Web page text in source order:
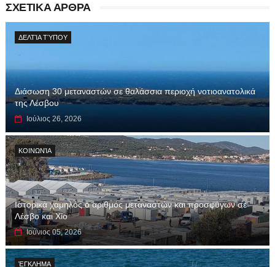
ΣΧΕΤΙΚΑ ΑΡΘΡΑ
ΔΕΛΤΊΑ ΤΎΠΟΥ
Διάσωση 30 μεταναστών σε θαλάσσια περιοχή νοτιοανατολικά
της Λέσβου
Ιούλιος 26, 2026
ΚΟΙΝΩΝΊΑ
Ιστορικά χαμηλός ο αριθμός μεταναστών και προσφύγων σε
Λέσβο και Χίο
Ιούνιος 05, 2026
ΈΓΚΛΗΜΑ